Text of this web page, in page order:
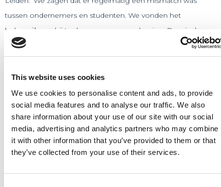
This website uses cookies
We use cookies to personalise content and ads, to provide
social media features and to analyse our traffic. We also
share information about your use of our site with our social
media, advertising and analytics partners who may combine
it with other information that you’ve provided to them or that
they’ve collected from your use of their services.
tussen ondernemers en studenten. We vonden het
belangrijk om bij te dragen aan een oplossing. Daar is deze
praktische tool uit voortgekomen die zowel ten dienste staat
hebben beiden namelijk profijt’.
Nu stageplaatsen aanmelden
De Stagewijzer071 is gelanceerd tijdens het netwerkevent
Ondernemen in 071. Ondernemers konden de
Stagewijzer071 daar meteen invullen. Fleur Spijker,